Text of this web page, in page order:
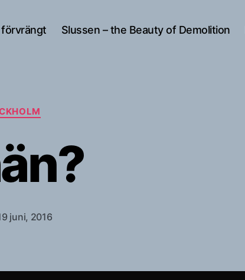
Slussen – the Beauty of Demolition
juni, 2016